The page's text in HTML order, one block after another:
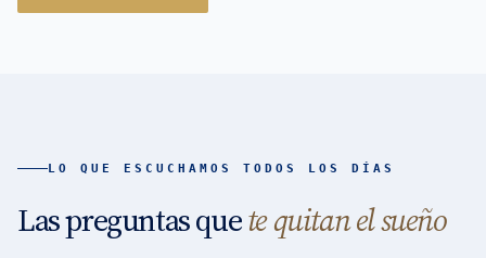
LO QUE ESCUCHAMOS TODOS LOS DÍAS
Las preguntas quete quitan el sueño